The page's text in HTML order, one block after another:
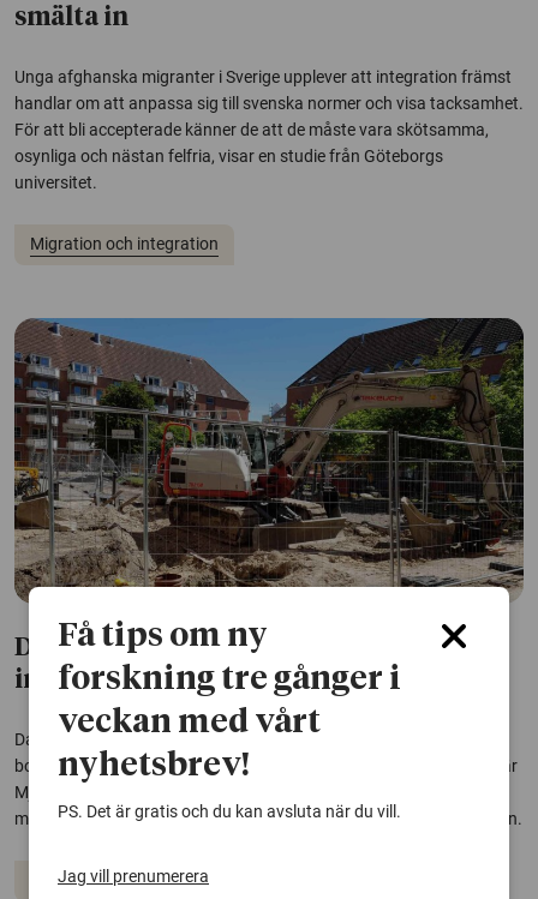
smälta in
Unga afghanska migranter i Sverige upplever att integration främst
handlar om att anpassa sig till svenska normer och visa tacksamhet.
För att bli accepterade känner de att de måste vara skötsamma,
osynliga och nästan felfria, visar en studie från Göteborgs
universitet.
Migration och integration
Dansk bostadsreform för mer
integration väcker motstånd
Danska myndigheters krafttag mot segregation har resulterat i nya
bostadsområden. I en avhandling har forskare följt utvecklingen när
Mjölnerparken i Köpenhamn förändrades. Enligt studierna är
missnöjet stort bland de boende som känt sig överkörda i processen.
Migration och integration
Få tips om ny
forskning tre gånger i
veckan med vårt
nyhetsbrev!
PS. Det är gratis och du kan avsluta när du vill.
Jag vill prenumerera